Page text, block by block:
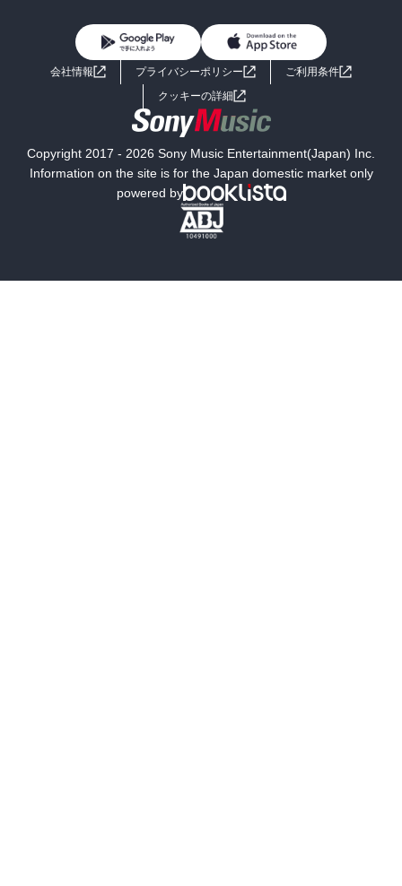
ライトノベル 男子向けラノベ
小説
海外小説
ミステリー SF
文学
よくあるご質問 お問い合わせ
会社情報 プライバシーポリシー
ご利用条件
クッキーの詳細
Copyright 2017 - 2026 Sony Music Entertainment(Japan) Inc.
Information on the site is for the Japan domestic market only
powered by